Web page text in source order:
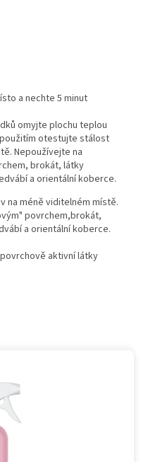
a nechte 5 minut
omyjte plochu teplou
otestujte stálost
Nepoužívejte na
brokát, látky
a orientální koberce.
na méně viditelném místě.
povrchem,brokát,
a orientální koberce.
aktivní látky